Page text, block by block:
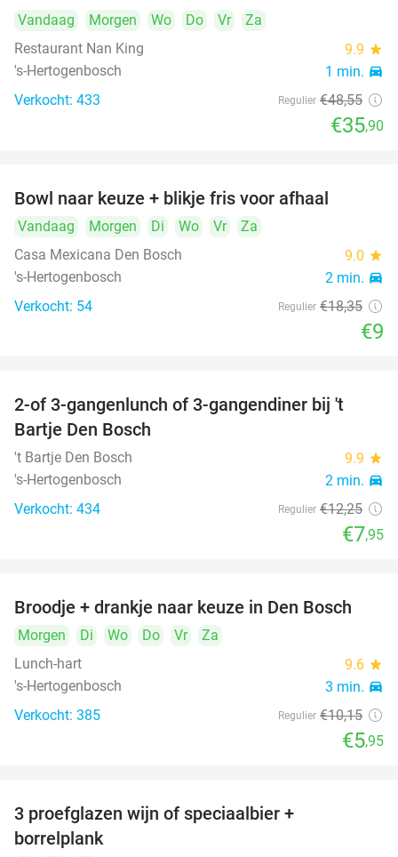
Vandaag Morgen Wo Do Vr
Za
Restaurant Nan King
9.9 star
's-Hertogenbosch 1 min. directions_car
Verkocht: 433 Regulier €48,55
€35,90
Bowl naar keuze + blikje fris voor afhaal
Vandaag Morgen Di Wo Vr
Za
Casa Mexicana Den Bosch
9.0 star
's-Hertogenbosch 2 min. directions_car
Verkocht: 54 Regulier €18,35
€9
35%
2-of 3-gangenlunch of 3-gangendiner bij 't
Bartje Den Bosch
't Bartje Den Bosch 9.9 star
's-Hertogenbosch 2 min. directions_car
Verkocht: 434 Regulier €12,25
€7,95
41%
Broodje + drankje naar keuze in Den Bosch
Morgen Di Wo Do Vr
Za
Lunch-hart
9.6 star
's-Hertogenbosch 3 min. directions_car
Verkocht: 385 Regulier €10,15
€5,95
3 proefglazen wijn of speciaalbier +
borrelplank